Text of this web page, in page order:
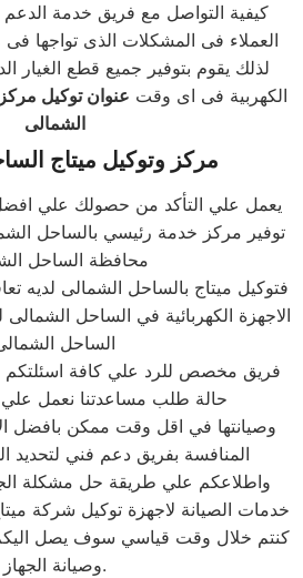
كيفية التواصل مع فريق خدمة
العملاء فى المشكلات الذى تواجها
لذلك يقوم بتوفير جميع قطع الغيار
الكهربية فى اى وقت عنوان توكيل
الشمالى
مركز وتوكيل ميتاج
توفير مركز خدمة رئيسي بالساحل
محافظة الساحل
فتوكيل ميتاج بالساحل الشمالى لديه
الاجهزة الكهربائية في الساحل
الساحل
حالة طلب مساعدتنا نعمل
وصيانتها في اقل وقت ممكن بافضل
المنافسة بفريق دعم فني لتحديد
واطلاعكم علي طريقة حل مشكلة
خدمات الصيانة لاجهزة توكيل شركة
كنتم خلال وقت قياسي سوف يصل اليكم
وصيانة الجهاز.